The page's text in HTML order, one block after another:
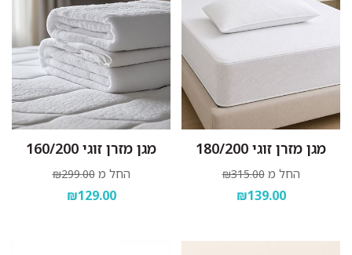
מגן מזרן זוגי 180/200
החל מ ₪315.00
₪139.00
מגן מזרן זוגי 160/200
החל מ ₪299.00
₪129.00